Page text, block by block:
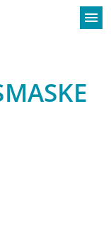
menu